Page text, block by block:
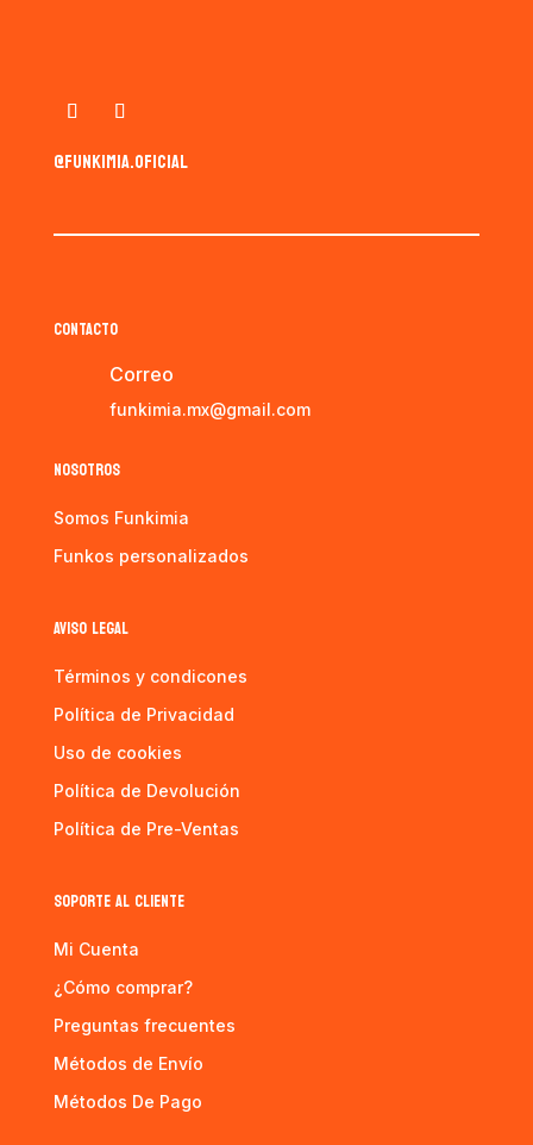
@funkimia.oficial
CONTACTO
Correo
funkimia.mx@gmail.com
NOSOTROS
Somos Funkimia
Funkos personalizados
AVISO LEGAL
Términos y condicones
Política de Privacidad
Uso de cookies
Política de Devolución
Política de Pre-Ventas
SOPORTE AL CLIENTE
Mi Cuenta
¿Cómo comprar?
Preguntas frecuentes
Métodos de Envío
Métodos De Pago